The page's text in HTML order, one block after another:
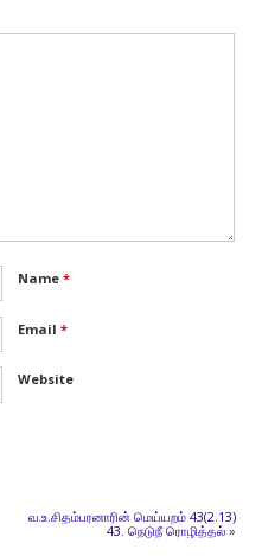
Name *
Email *
Website
வ.உ.சிதம்பரனாரின் மெய்யறம் 43(2.13)
43. நெடுநீ ரொழித்தல் »